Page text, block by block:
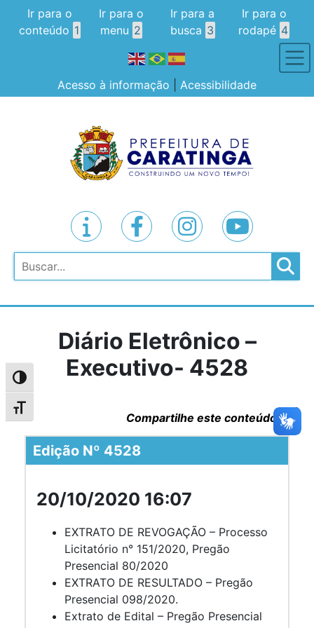
Alternar alto contraste
Alternar tamanho da fonte
Ir para o
conteúdo 1
Ir para o
menu 2
Ir para a
busca 3
Ir para o
rodapé 4
Acesso à informação Acessibilidade
Pesquisar
Diário Eletrônico –
Executivo- 4528
Compartilhe este conteúdo
Edição Nº 4528
20/10/2020 16:07
EXTRATO DE REVOGAÇÃO – Processo
Licitatório n° 151/2020, Pregão
Presencial 80/2020
EXTRATO DE RESULTADO – Pregão
Presencial 098/2020.
Extrato de Edital – Pregão Presencial